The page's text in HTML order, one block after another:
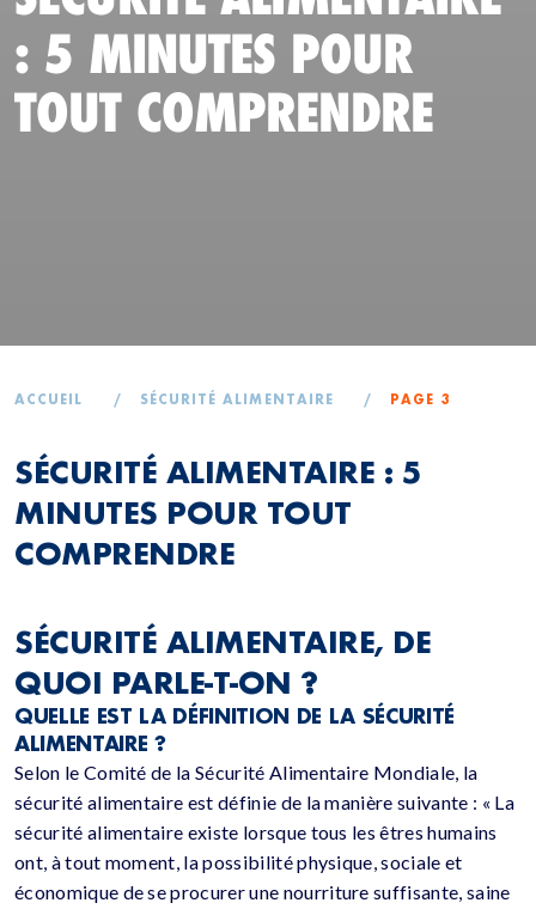
: 5 MINUTES POUR
TOUT COMPRENDRE
ACCUEIL / SÉCURITÉ ALIMENTAIRE / PAGE 3
SÉCURITÉ ALIMENTAIRE : 5
MINUTES POUR TOUT
COMPRENDRE
SÉCURITÉ ALIMENTAIRE, DE
QUOI PARLE-T-ON ?
QUELLE EST LA DÉFINITION DE LA SÉCURITÉ
ALIMENTAIRE ?
Selon le Comité de la Sécurité Alimentaire Mondiale, la
sécurité alimentaire est définie de la manière suivante : « La
sécurité alimentaire existe lorsque tous les êtres humains
ont, à tout moment, la possibilité physique, sociale et
économique de se procurer une nourriture suffisante, saine